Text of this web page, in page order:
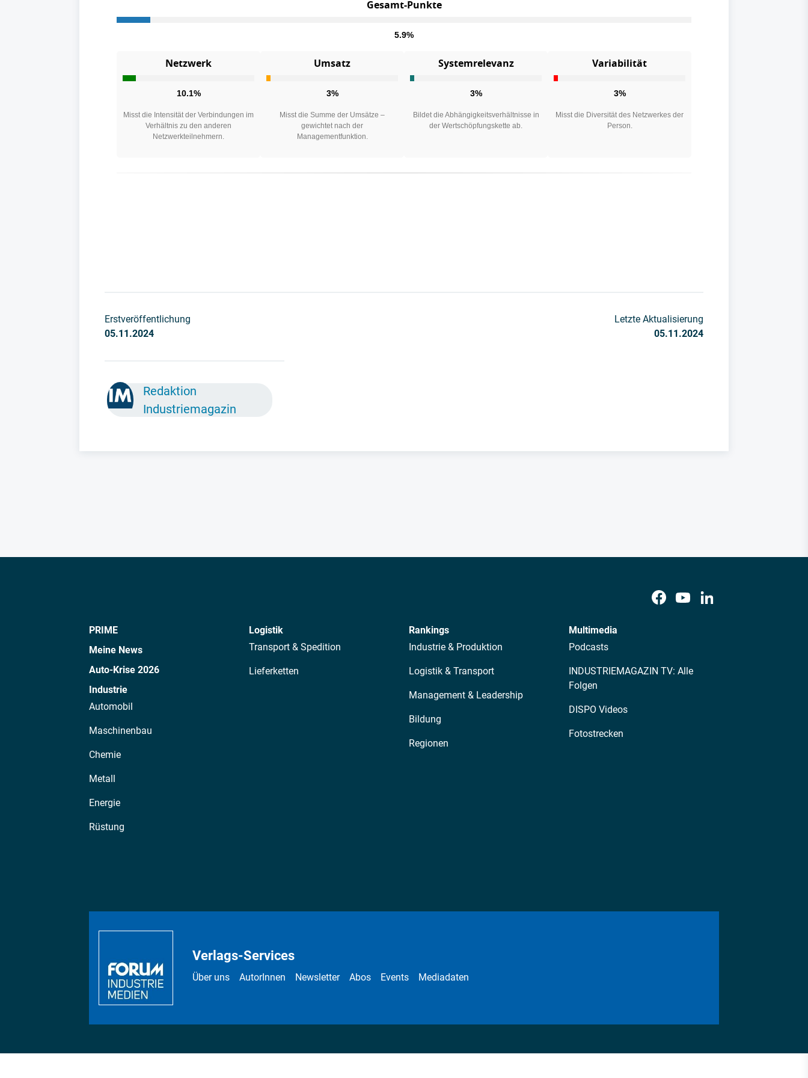
Gesamt-Punkte
5.9%
Netzwerk
10.1%
Misst die Intensität der Verbindungen im
Verhältnis zu den anderen
Netzwerkteilnehmern.
Umsatz
3%
Misst die Summe der Umsätze –
gewichtet nach der
Managementfunktion.
Systemrelevanz
3%
Bildet die Abhängigkeitsverhältnisse in
der Wertschöpfungskette ab.
Variabilität
3%
Misst die Diversität des Netzwerkes der
Person.
Erstveröffentlichung
05.11.2024
Letzte Aktualisierung
05.11.2024
Redaktion
Industriemagazin
PRIME
Meine News
Auto-Krise 2026
Industrie
Automobil
Maschinenbau
Chemie
Metall
Energie
Rüstung
Logistik
Transport & Spedition
Lieferketten
Rankings
Industrie & Produktion
Logistik & Transport
Management & Leadership
Bildung
Regionen
Multimedia
Podcasts
INDUSTRIEMAGAZIN TV: Alle
Folgen
DISPO Videos
Fotostrecken
Verlags-Services
Über uns AutorInnen Newsletter Abos Events Mediadaten